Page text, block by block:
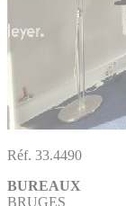
Réf. 33.4490
BUREAUX
BRUGES